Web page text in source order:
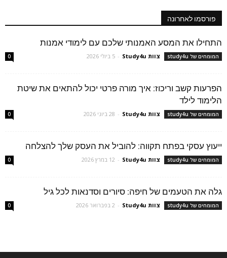
פורסמו לאחרונה
התחילו את המסע האמנותי שלכם עם לימודי אמנות
המומחים של study4u צוות Study4u - 5 ביולי 2026 0
הפרעות קשב וריכוז: איך מורה פרטי יכול להתאים את שיטת
הלימוד לילד
המומחים של study4u צוות Study4u - 28 ביוני 2026 0
ייעוץ עסקי בפתח תקווה: להוביל את העסק שלך להצלחה
המומחים של study4u צוות Study4u - 12 במרץ 2026 0
גלה את הטעמים של חיפה: סיורים וסדנאות לכל גיל
המומחים של study4u צוות Study4u - 2 בפברואר 2026 0